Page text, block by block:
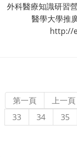
外科醫療知識研習
醫學大學推
http://
第一頁 上一頁
33
34 35